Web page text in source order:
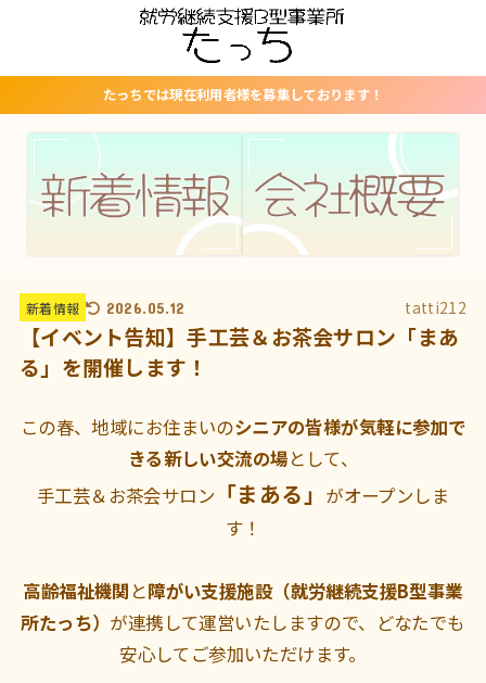
たっちでは現在利用者様を募集しております！
新着情報 2026.05.12 tatti212
【イベント告知】手工芸＆お茶会サロン「まあ
る」を開催します！
この春、地域にお住まいのシニアの皆様が気軽に参加で
きる新しい交流の場として、
手工芸＆お茶会サロン 「まある」 がオープンしま
す！
高齢福祉機関 と障がい支援施設（就労継続支援B型事業
所たっち） が連携して運営いたしますので、どなたでも
安心してご参加いただけます。